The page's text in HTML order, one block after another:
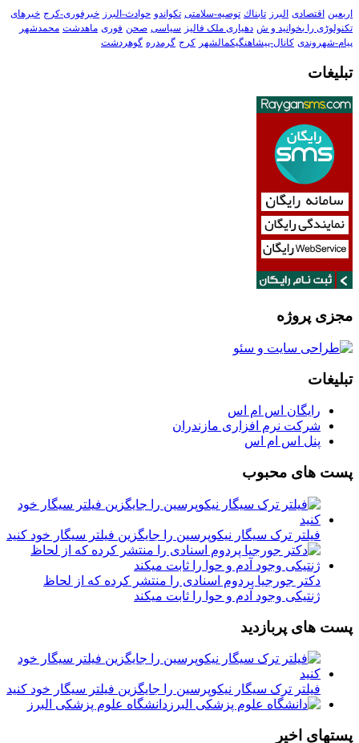
اربعین اقتصادی البرز تابناك توصیه-سلامتی تکواندو حوادث-البرز خبرفوری-کرج خبرهای
تکنولوڑی را بخوانید و ش دهیاری ملک فالیز سیاسی صحن فوری ماهدشت محمدشهر
پیام-شهروندی کانال-پیشاهنگیکمالشهر کرج گرمدره گوهردشت
تبلیغات
مجزی پروژه
تبلیغات
رایگان اس ام اس
شرکت نرم افزاری مازندران
پنل اس ام اس
پست های محبوب
فیلتر ترک سیگار نیکوپرسین را جایگزین فیلتر سیگار خود کنید
دکتر جورجیا پردوم اسنادی را منتشر کرده که از لحاظ
ژنتیکی وجود آدم و حوا را ثابت میکند
پست های پربازدید
فیلتر ترک سیگار نیکوپرسین را جایگزین فیلتر سیگار خود کنید
دانشگاه علوم پزشکی البرز
پستهای اخیر